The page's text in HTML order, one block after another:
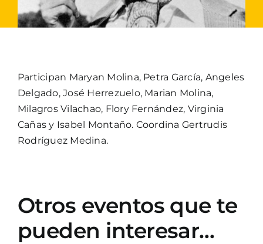
Participan Maryan Molina, Petra García, Angeles
Delgado, José Herrezuelo, Marian Molina,
Milagros Vilachao, Flory Fernández, Virginia
Cañas y Isabel Montaño. Coordina Gertrudis
Rodríguez Medina.
Otros eventos que te
pueden interesar…